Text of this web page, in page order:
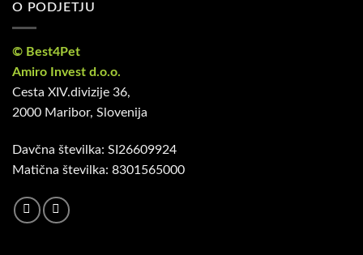
O PODJETJU
© Best4Pet
Amiro Invest d.o.o.
Cesta XIV.divizije 36,
2000 Maribor, Slovenija
Davčna številka: SI26609924
Matična številka: 8301565000